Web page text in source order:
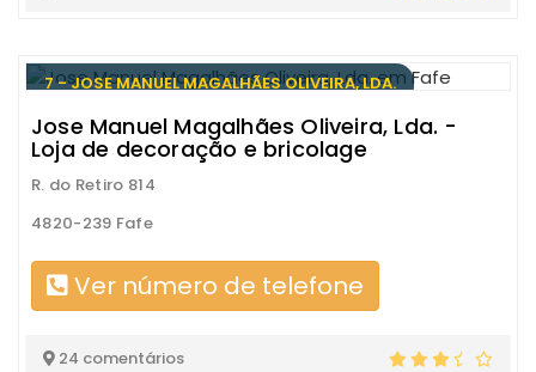
7 - JOSE MANUEL MAGALHÃES OLIVEIRA, LDA.
Jose Manuel Magalhães Oliveira, Lda. -
Loja de decoração e bricolage
R. do Retiro 814
4820-239 Fafe
Ver número de telefone
24 comentários